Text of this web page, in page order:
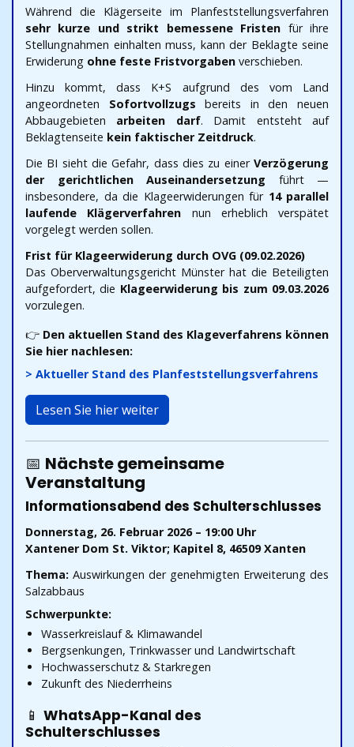
Während die Klägerseite im Planfeststellungsverfahren
sehr kurze und strikt bemessene Fristen für ihre
Stellungnahmen einhalten muss, kann der Beklagte seine
Erwiderung ohne feste Fristvorgaben verschieben.
Hinzu kommt, dass K+S aufgrund des vom Land
angeordneten Sofortvollzugs bereits in den neuen
Abbaugebieten arbeiten darf. Damit entsteht auf
Beklagtenseite kein faktischer Zeitdruck.
Die BI sieht die Gefahr, dass dies zu einer Verzögerung
der gerichtlichen Auseinandersetzung führt —
insbesondere, da die Klageerwiderungen für 14 parallel
laufende Klägerverfahren nun erheblich verspätet
vorgelegt werden sollen.
Frist für Klageerwiderung durch OVG (09.02.2026)
Das Oberverwaltungsgericht Münster hat die Beteiligten
aufgefordert, die Klageerwiderung bis zum 09.03.2026
vorzulegen.
👉 Den aktuellen Stand des Klageverfahrens können
Sie hier nachlesen:
> Aktueller Stand des Planfeststellungsverfahrens
Lesen Sie hier weiter
📅 Nächste gemeinsame
Veranstaltung
Informationsabend des Schulterschlusses
Donnerstag, 26. Februar 2026 – 19:00 Uhr
Xantener Dom St. Viktor; Kapitel 8, 46509 Xanten
Thema: Auswirkungen der genehmigten Erweiterung des
Salzabbaus
Schwerpunkte:
Wasserkreislauf & Klimawandel
Bergsenkungen, Trinkwasser und Landwirtschaft
Hochwasserschutz & Starkregen
Zukunft des Niederrheins
📱 WhatsApp-Kanal des
Schulterschlusses